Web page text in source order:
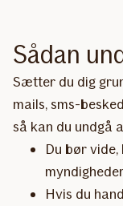
Sådan
Sætter du dig
mails, sms-
så kan du undgå
Du bør
Hvis du